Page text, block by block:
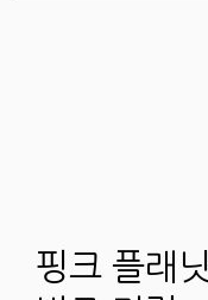
핑크 플래닛